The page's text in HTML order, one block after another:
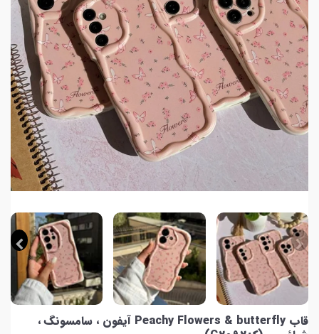
قاب Peachy Flowers & butterfly آیفون ، سامسونگ ،